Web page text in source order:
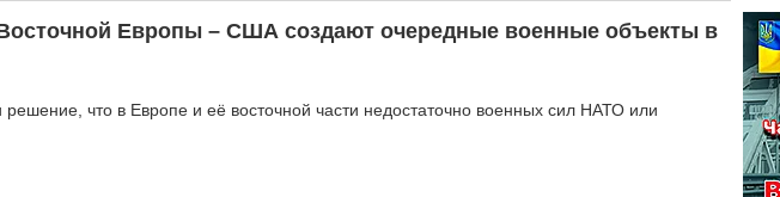
Европы – США создают очередные военные объекты в
что в Европе и её восточной части недостаточно военных сил НАТО или